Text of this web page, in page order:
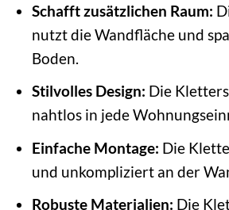
Schafft zusätzlichen Raum:
nutzt die Wandfläche und
Boden.
Stilvolles Design: Die
nahtlos in jede
Einfache Montage: Die
und unkompliziert an der
Robuste Materialien: Die